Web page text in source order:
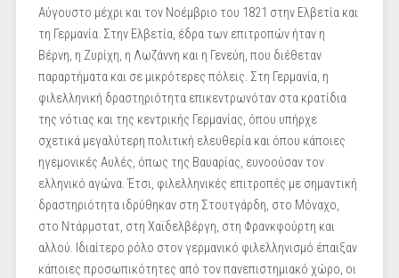
Αύγουστο μέχρι και τον Νοέμβριο του 1821 στην Ελβετία και
τη Γερμανία. Στην Ελβετία, έδρα των επιτροπών ήταν η
Βέρνη, η Ζυρίχη, η Λωζάννη και η Γενεύη, που διέθεταν
παραρτήματα και σε μικρότερες πόλεις. Στη Γερμανία, η
φιλελληνική δραστηριότητα επικεντρωνόταν στα κρατίδια
της νότιας και της κεντρικής Γερμανίας, όπου υπήρχε
σχετικά μεγαλύτερη πολιτική ελευθερία και όπου κάποιες
ηγεμονικές Αυλές, όπως της Βαυαρίας, ευνοούσαν τον
ελληνικό αγώνα. Έτσι, φιλελληνικές επιτροπές με σημαντική
δραστηριότητα ιδρύθηκαν στη Στουτγάρδη, στο Μόναχο,
στο Ντάρμστατ, στη Χαϊδελβέργη, στη Φρανκφούρτη και
αλλού. Ιδιαίτερο ρόλο στον γερμανικό φιλελληνισμό έπαιξαν
κάποιες προσωπικότητες από τον πανεπιστημιακό χώρο, οι